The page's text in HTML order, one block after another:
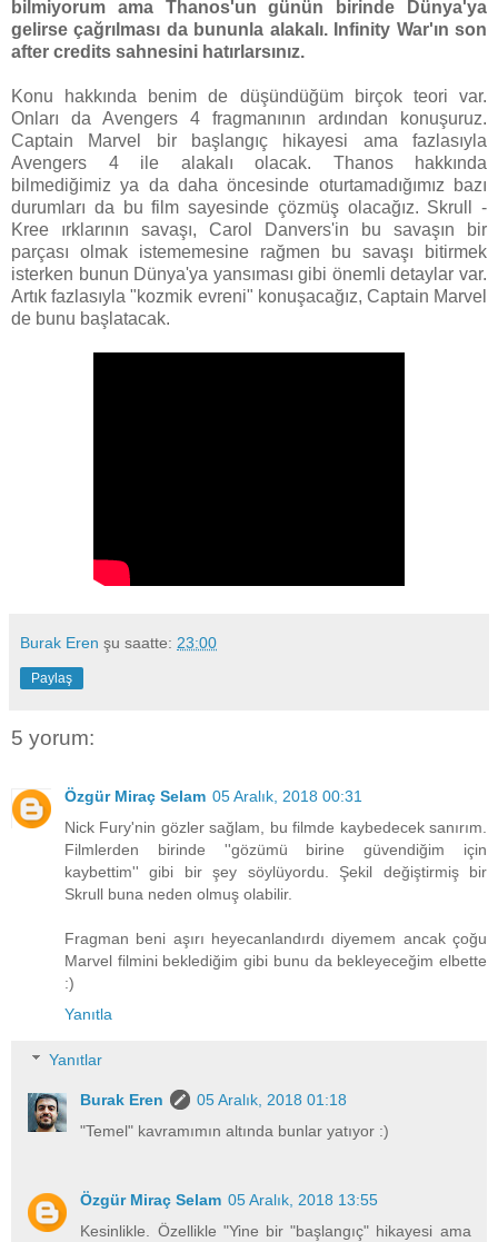
bilmiyorum ama Thanos'un günün birinde Dünya'ya
gelirse çağrılması da bununla alakalı. Infinity War'ın son
after credits sahnesini hatırlarsınız.
Konu hakkında benim de düşündüğüm birçok teori var.
Onları da Avengers 4 fragmanının ardından konuşuruz.
Captain Marvel bir başlangıç hikayesi ama fazlasıyla
Avengers 4 ile alakalı olacak. Thanos hakkında
bilmediğimiz ya da daha öncesinde oturtamadığımız bazı
durumları da bu film sayesinde çözmüş olacağız. Skrull -
Kree ırklarının savaşı, Carol Danvers'in bu savaşın bir
parçası olmak istememesine rağmen bu savaşı bitirmek
isterken bunun Dünya'ya yansıması gibi önemli detaylar var.
Artık fazlasıyla "kozmik evreni" konuşacağız, Captain Marvel
de bunu başlatacak.
Burak Eren şu saatte: 23:00
Paylaş
5 yorum:
Özgür Miraç Selam 05 Aralık, 2018 00:31
Nick Fury'nin gözler sağlam, bu filmde kaybedecek sanırım.
Filmlerden birinde ''gözümü birine güvendiğim için
kaybettim'' gibi bir şey söylüyordu. Şekil değiştirmiş bir
Skrull buna neden olmuş olabilir.
Fragman beni aşırı heyecanlandırdı diyemem ancak çoğu
Marvel filmini beklediğim gibi bunu da bekleyeceğim elbette
:)
Yanıtla
Yanıtlar
Burak Eren
05 Aralık, 2018 01:18
"Temel" kavramımın altında bunlar yatıyor :)
Özgür Miraç Selam 05 Aralık, 2018 13:55
Kesinlikle. Özellikle "Yine bir "başlangıç" hikayesi ama